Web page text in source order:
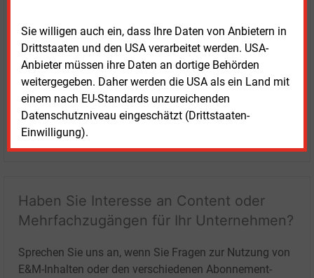
Sie willigen auch ein, dass Ihre Daten von Anbietern in
Drittstaaten und den USA verarbeitet werden. USA-
Anbieter müssen ihre Daten an dortige Behörden
weitergegeben. Daher werden die USA als ein Land mit
einem nach EU-Standards unzureichenden
Datenschutzniveau eingeschätzt (Drittstaaten-
Einwilligung).
LOGIN
Haben Sie Interesse an Content oder
Mehrfachzugängen für Ihr Unternehmen?
Sprechen Sie uns an, wenn Sie Fragen zur Nutzung von
E&M-Inhalten oder den verschiedenen Abonnement-